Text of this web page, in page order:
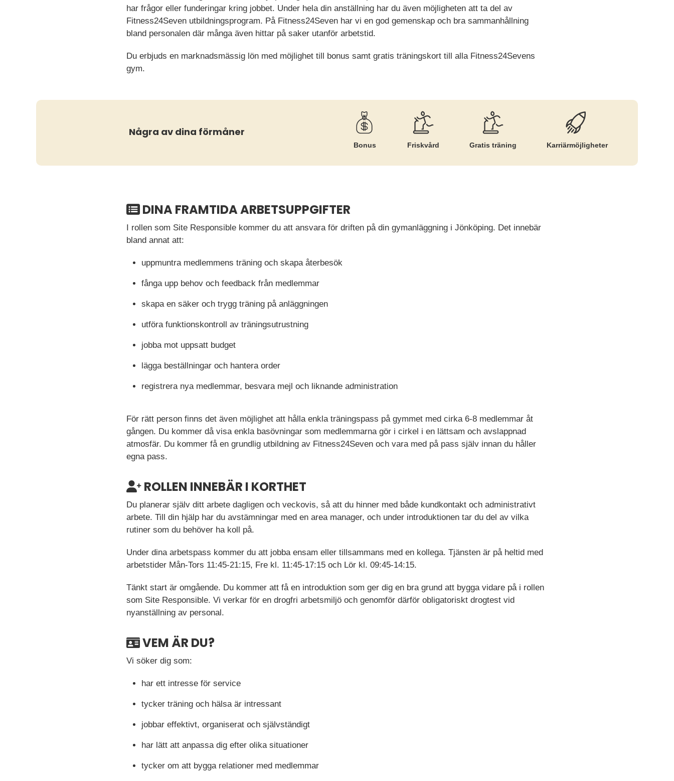
har frågor eller funderingar kring jobbet. Under hela din anställning har du även möjligheten att ta del av
Fitness24Seven utbildningsprogram. På Fitness24Seven har vi en god gemenskap och bra sammanhållning
bland personalen där många även hittar på saker utanför arbetstid.
Du erbjuds en marknadsmässig lön med möjlighet till bonus samt gratis träningskort till alla Fitness24Sevens
gym.
Några av dina förmåner
Bonus Friskvård Gratis träning Karriär­möjligheter
DINA FRAMTIDA ARBETSUPPGIFTER
I rollen som Site Responsible kommer du att ansvara för driften på din gymanläggning i Jönköping. Det innebär
bland annat att:
uppmuntra medlemmens träning och skapa återbesök
fånga upp behov och feedback från medlemmar
skapa en säker och trygg träning på anläggningen
utföra funktionskontroll av träningsutrustning
jobba mot uppsatt budget
lägga beställningar och hantera order
registrera nya medlemmar, besvara mejl och liknande administration
För rätt person finns det även möjlighet att hålla enkla träningspass på gymmet med cirka 6-8 medlemmar åt
gången. Du kommer då visa enkla basövningar som medlemmarna gör i cirkel i en lättsam och avslappnad
atmosfär. Du kommer få en grundlig utbildning av Fitness24Seven och vara med på pass själv innan du håller
egna pass.
ROLLEN INNEBÄR I KORTHET
Du planerar själv ditt arbete dagligen och veckovis, så att du hinner med både kundkontakt och administrativt
arbete. Till din hjälp har du avstämningar med en area manager, och under introduktionen tar du del av vilka
rutiner som du behöver ha koll på.
Under dina arbetspass kommer du att jobba ensam eller tillsammans med en kollega. Tjänsten är på heltid med
arbetstider Mån-Tors 11:45-21:15, Fre kl. 11:45-17:15 och Lör kl. 09:45-14:15.
Tänkt start är omgående. Du kommer att få en introduktion som ger dig en bra grund att bygga vidare på i rollen
som Site Responsible. Vi verkar för en drogfri arbetsmiljö och genomför därför obligatoriskt drogtest vid
nyanställning av personal.
VEM ÄR DU?
Vi söker dig som:
har ett intresse för service
tycker träning och hälsa är intressant
jobbar effektivt, organiserat och självständigt
har lätt att anpassa dig efter olika situationer
tycker om att bygga relationer med medlemmar